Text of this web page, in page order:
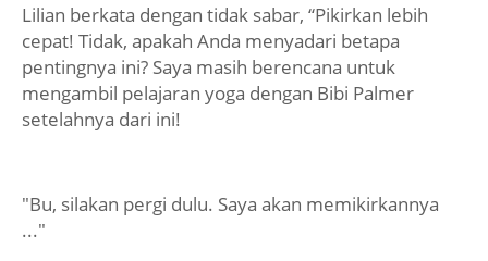
Lilian berkata dengan tidak sabar, “Pikirkan lebih
cepat! Tidak, apakah Anda menyadari betapa
pentingnya ini? Saya masih berencana untuk
mengambil pelajaran yoga dengan Bibi Palmer
setelahnya dari ini!
"Bu, silakan pergi dulu. Saya akan memikirkannya
..."